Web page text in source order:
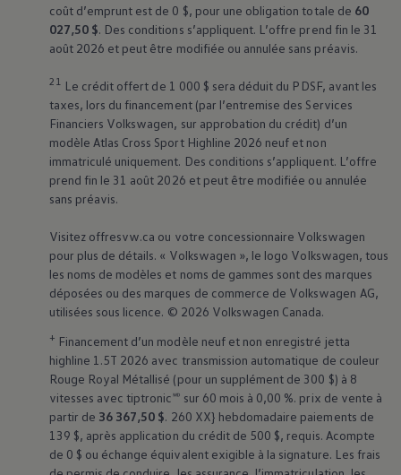
coût d’emprunt est de 0 $, pour une obligation totale de 60
027,50 $. Des conditions s’appliquent. L’offre prend fin le 31
août 2026 et peut être modifiée ou annulée sans préavis.
21 Le crédit offert de 1 000 $ sera déduit du PDSF, avant les
taxes, lors du financement (par l’entremise des Services
Financiers Volkswagen, sur approbation du crédit) d’un
modèle Atlas Cross Sport Highline 2026 neuf et non
immatriculé uniquement. Des conditions s’appliquent. L’offre
prend fin le 31 août 2026 et peut être modifiée ou annulée
sans préavis.
Visitez offresvw.ca ou votre concessionnaire Volkswagen
pour plus de détails. « Volkswagen », le logo Volkswagen, tous
les noms de modèles et noms de gammes sont des marques
déposées ou des marques de commerce de Volkswagen AG,
utilisées sous licence. © 2026 Volkswagen Canada.
+ Financement d’un modèle neuf et non enregistré jetta
highline 1.5T 2026 avec transmission automatique de couleur
Rouge Royal Métallisé (pour un supplément de 300 $) à 8
vitesses avec tiptronic🅫 sur 60 mois à 0,00 %. prix de vente à
partir de 36 367,50 $. 260 XX} hebdomadaire paiements de
139 $, après application du crédit de 500 $, requis. Acompte
de 0 $ ou échange équivalent exigible à la signature. Les frais